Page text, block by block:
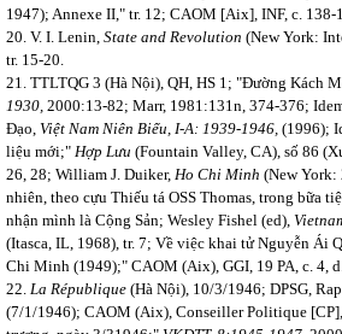
1947); Annexe II," tr. 12; CAOM [Aix], INF, c. 138-
20. V. I. Lenin, State and Revolution (New York:
tr. 15-20.
21. TTLTQG 3 (Hà Nội), QH, HS 1; "Đường Kách
1930, 2000:13-82; Marr, 1981:131n, 374-376;
Đạo, Việt Nam Niên Biểu, I-A: 1939-1946, (1996);
liệu mới;" Hợp Lưu (Fountain Valley, CA), số 86
26, 28; William J. Duiker, Ho Chi Minh (New York:
nhiên, theo cựu Thiếu tá OSS Thomas, trong bữa
nhận mình là Cộng Sản; Wesley Fishel (ed),
(Itasca, IL, 1968), tr. 7; Về việc khai tử Nguyễn Ái
Chi Minh (1949);" CAOM (Aix), GGI, 19 PA, c. 4,
22. La République (Hà Nội), 10/3/1946; DPSG,
(7/1/1946); CAOM (Aix), Conseiller Politique